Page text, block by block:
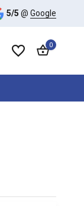
5/5 @ Google
0